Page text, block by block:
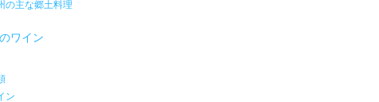
の主な郷土料理
ワイン
ン